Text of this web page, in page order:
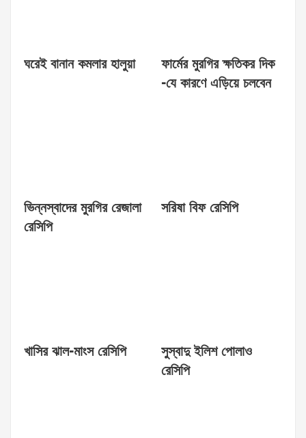
ঘরেই বানান কমলার হালুয়া
ফার্মের মুরগির ক্ষতিকর দিক
-যে কারণে এড়িয়ে চলবেন
ভিন্নস্বাদের মুরগির রেজালা
রেসিপি
সরিষা বিফ রেসিপি
খাসির ঝাল-মাংস রেসিপি
সুস্বাদু ইলিশ পোলাও
রেসিপি